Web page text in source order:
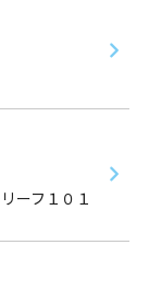
ーフ１０１